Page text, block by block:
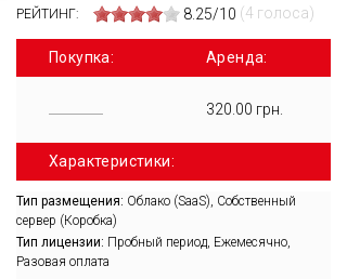
РЕЙТИНГ: 8.25/10 (4 голоса)
Покупка: Аренда:
320.00 грн.
Характеристики:
Тип размещения: Облако (SaaS), Собственный
сервер (Коробка)
Тип лицензии: Пробный период, Ежемесячно,
Разовая оплата